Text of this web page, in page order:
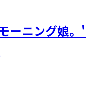
ーニング娘